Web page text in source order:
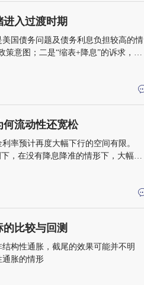
入过渡时期
国债务问题及债务利息负担较高的情
策意图；二是“缩表+降息”的诉求，是
何流动性还宽松
率预计再度大幅下行的空间有限。
，在没有降息降准的情形下，大幅收
比较与回测
构性通胀，截尾的效果可能并不明
通胀的情形